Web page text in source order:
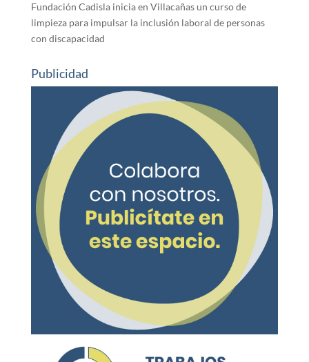
Fundación Cadisla inicia en Villacañas un curso de
limpieza para impulsar la inclusión laboral de personas
con discapacidad
Publicidad